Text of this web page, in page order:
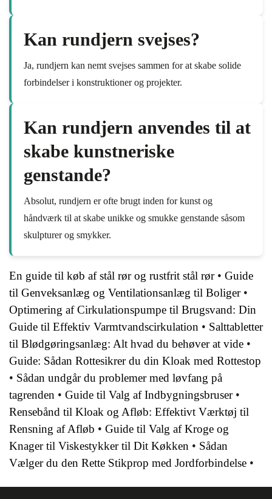
Kan rundjern svejses?
Ja, rundjern kan nemt svejses sammen for at skabe solide
forbindelser i konstruktioner og projekter.
Kan rundjern anvendes til at
skabe kunstneriske
genstande?
Absolut, rundjern er ofte brugt inden for kunst og
håndværk til at skabe unikke og smukke genstande såsom
skulpturer og smykker.
En guide til køb af stål rør og rustfrit stål rør• Guide
til Genveksanlæg og Ventilationsanlæg til Boliger•
Optimering af Cirkulationspumpe til Brugsvand: Din
Guide til Effektiv Varmtvandscirkulation • Salttabletter
til Blødgøringsanlæg: Alt hvad du behøver at vide •
Guide: Sådan Rottesikrer du din Kloak med Rottestop
• Sådan undgår du problemer med løvfang på
tagrenden • Guide til Valg af Indbygningsbruser•
Rensebånd til Kloak og Afløb: Effektivt Værktøj til
Rensning af Afløb • Guide til Valg af Kroge og
Knager til Viskestykker til Dit Køkken • Sådan
Vælger du den Rette Stikprop med Jordforbindelse •